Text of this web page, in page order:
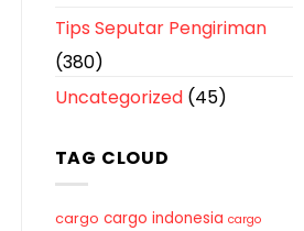
Tips Seputar Pengiriman
(380)
Uncategorized(45)
TAG CLOUD
cargo cargo indonesia cargo